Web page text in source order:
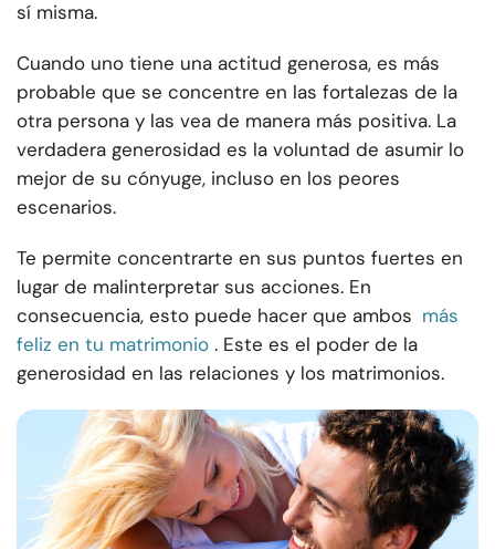
sí misma.
Cuando uno tiene una actitud generosa, es más
probable que se concentre en las fortalezas de la
otra persona y las vea de manera más positiva. La
verdadera generosidad es la voluntad de asumir lo
mejor de su cónyuge, incluso en los peores
escenarios.
Te permite concentrarte en sus puntos fuertes en
lugar de malinterpretar sus acciones. En
consecuencia, esto puede hacer que ambos más
feliz en tu matrimonio . Este es el poder de la
generosidad en las relaciones y los matrimonios.